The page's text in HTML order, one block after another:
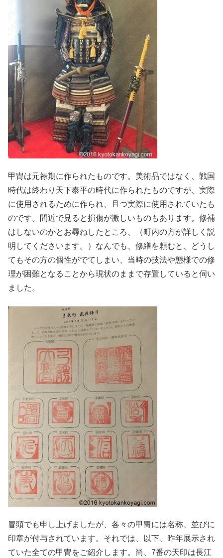
甲冑は元禄期に作られたものです。美術品ではなく、戦国
時代は終わり天下泰平の時代に作られたものですが、実際
に使用されるために作られ、且つ実際に使用されていたも
のです。間近で見ると損傷が激しいものもあります。修補
はしないのかとお尋ねしたところ、（町内の方が詳しく説
明してくださいます。）なんでも、修繕を頼むと、どうし
てもその方の個性がでてしまい、当時の技法や態様での修
理が困難となることから現状のままで存置していると伺い
ました。
冒頭でも申し上げましたが、各々の甲冑には名称、並びに
印章が付与されています。それでは、以下、昨年展示され
ていた全ての甲冑をご紹介します。尚、7番の天印は長江